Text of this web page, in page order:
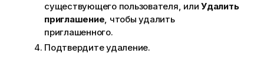
существующего пользователя, или Удалить
приглашение, чтобы удалить
приглашенного.
Подтвердите удаление.